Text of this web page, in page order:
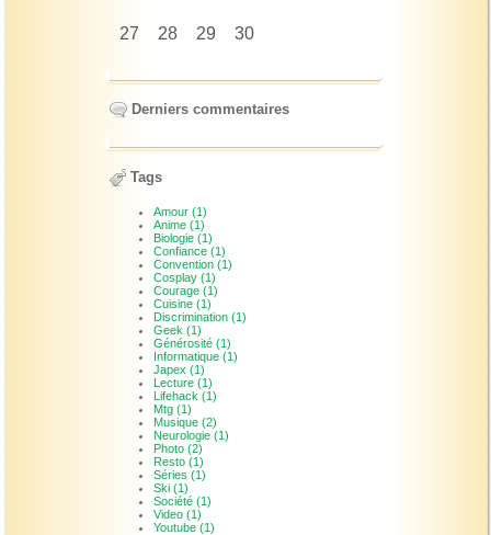
27 28 29 30
Derniers commentaires
Tags
Amour (1)
Anime (1)
Biologie (1)
Confiance (1)
Convention (1)
Cosplay (1)
Courage (1)
Cuisine (1)
Discrimination (1)
Geek (1)
Générosité (1)
Informatique (1)
Japex (1)
Lecture (1)
Lifehack (1)
Mtg (1)
Musique (2)
Neurologie (1)
Photo (2)
Resto (1)
Séries (1)
Ski (1)
Société (1)
Video (1)
Youtube (1)